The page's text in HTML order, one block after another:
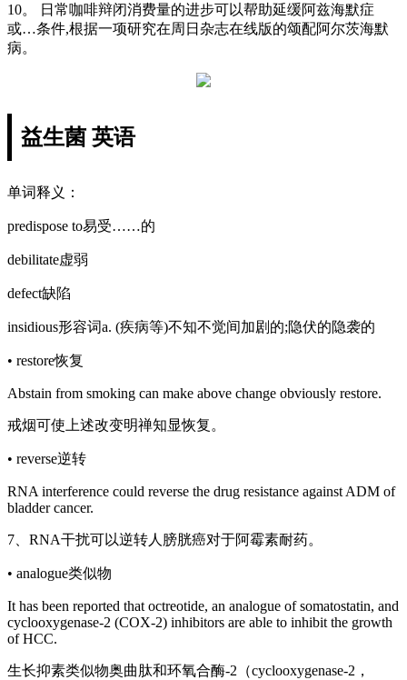
10。 日常咖啡辩闭消费量的进步可以帮助延缓阿兹海默症
或…条件,根据一项研究在周日杂志在线版的颂配阿尔茨海默
病。
益生菌 英语
单词释义：
predispose to易受……的
debilitate虚弱
defect缺陷
insidious形容词a. (疾病等)不知不觉间加剧的;隐伏的隐袭的
• restore恢复
Abstain from smoking can make above change obviously restore.
戒烟可使上述改变明禅知显恢复。
• reverse逆转
RNA interference could reverse the drug resistance against ADM of
bladder cancer.
7、RNA干扰可以逆转人膀胱癌对于阿霉素耐药。
• analogue类似物
It has been reported that octreotide, an analogue of somatostatin, and
cyclooxygenase-2 (COX-2) inhibitors are able to inhibit the growth
of HCC.
生长抑素类似物奥曲肽和环氧合酶-2（cyclooxygenase-2，